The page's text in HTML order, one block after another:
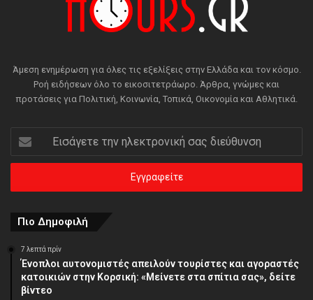
Άμεση ενημέρωση για όλες τις εξελίξεις στην Ελλάδα και τον κόσμο.
Ροή ειδήσεων όλο το εικοσιτετράωρο. Άρθρα, γνώμες και
προτάσεις για Πολιτική, Κοινωνία, Τοπικά, Οικονομία και Αθλητικά.
Εισάγετε
την
ηλεκτρονική
διεύθυνση
Πιο Δημοφιλή
7 λεπτά πρίν
Ένοπλοι αυτονομιστές απειλούν τουρίστες και αγοραστές
κατοικιών στην Κορσική: «Μείνετε στα σπίτια σας», δείτε
βίντεο